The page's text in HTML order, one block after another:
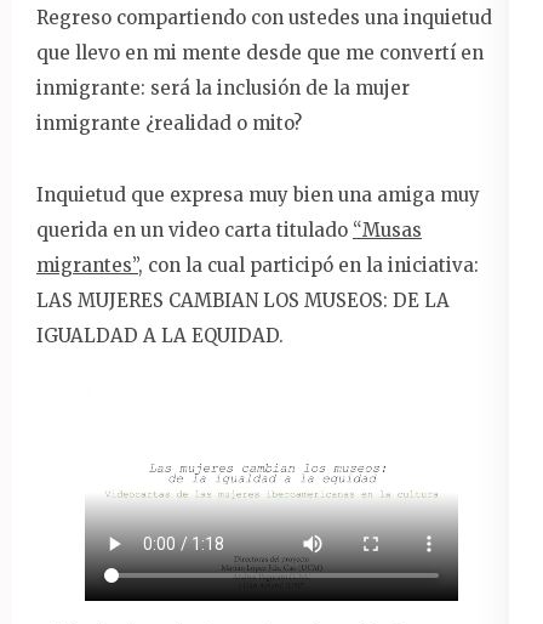
Regreso compartiendo con ustedes una inquietud
que llevo en mi mente desde que me convertí en
inmigrante: será la inclusión de la mujer
inmigrante ¿realidad o mito?
Inquietud que expresa muy bien una amiga muy
querida en un video carta titulado “Musas
migrantes”, con la cual participó en la iniciativa:
LAS MUJERES CAMBIAN LOS MUSEOS: DE LA
IGUALDAD A LA EQUIDAD.